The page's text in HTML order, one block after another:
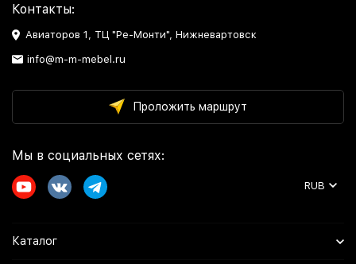
Контакты:
Авиаторов 1, ТЦ "Ре-Монти", Нижневартовск
info@m-m-mebel.ru
Проложить маршрут
Мы в социальных сетях:
RUB
Каталог